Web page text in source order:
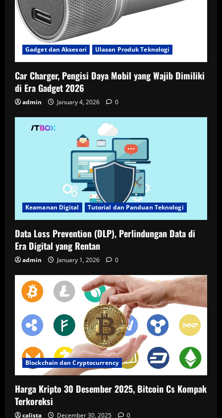
Gadget dan Aksesori Ulasan Produk Teknologi
Car Charger, Pengisi Daya Mobil yang Wajib Dimiliki
di Era Gadget 2026
admin January 4, 2026 0
Keamanan Digital Tutorial dan Panduan Teknologi
Data Loss Prevention (DLP), Perlindungan Data di
Era Digital yang Rentan
admin January 1, 2026 0
Blockchain dan Cryptocurrency
Harga Kripto 30 Desember 2025, Bitcoin Cs Kompak
Terkoreksi
calista December 30, 2025 0